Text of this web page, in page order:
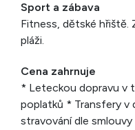
Sport a zábava
Fitness, dětské hřiště.
pláži.
Cena zahrnuje
* Leteckou dopravu v
poplatků * Transfery
stravování dle